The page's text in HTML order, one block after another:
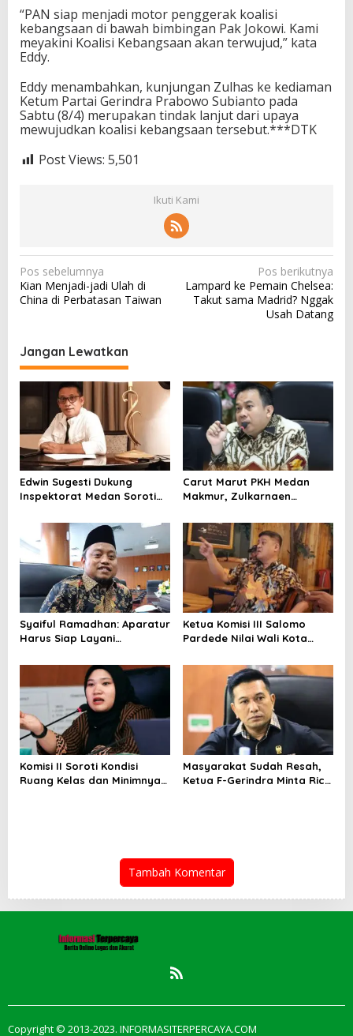
“PAN siap menjadi motor penggerak koalisi
kebangsaan di bawah bimbingan Pak Jokowi. Kami
meyakini Koalisi Kebangsaan akan terwujud,” kata
Eddy.
Eddy menambahkan, kunjungan Zulhas ke kediaman
Ketum Partai Gerindra Prabowo Subianto pada
Sabtu (8/4) merupakan tindak lanjut dari upaya
mewujudkan koalisi kebangsaan tersebut.***DTK
Post Views: 5,501
Ikuti Kami
N
a
g
a
s
i
p
o
s
Pos sebelumnya
Kian Menjadi-jadi Ulah di
China di Perbatasan Taiwan
Pos berikutnya
Lampard ke Pemain Chelsea:
Takut sama Madrid? Nggak
Usah Datang
Jangan Lewatkan
Edwin Sugesti Dukung
Inspektorat Medan Soroti
Terkait Rendahnya Serapan
Anggaran
Carut Marut PKH Medan
Makmur, Zulkarnaen
Pemko Salurkan Bansos
Syaiful Ramadhan: Aparatur
Harus Siap Layani
Senang
Ketua Komisi III Salomo
Pardede Nilai Wali Kota
Pembangunan Merugi
Setiap Tahun
Komisi II Soroti Kondisi
Ruang Kelas dan Minimnya
Masyarakat Sudah Resah,
Ketua F-Gerindra Minta Rico
Tambah Komentar
Copyright © 2013-2023. INFORMASITERPERCAYA.COM